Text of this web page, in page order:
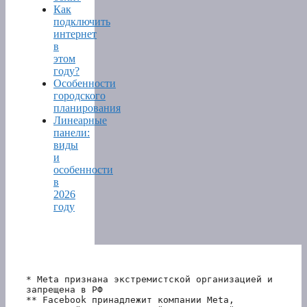
Как
подключить
интернет
в
этом
году?
Особенности
городского
планирования
Линеарные
панели:
виды
и
особенности
в
2026
году
* Meta признана экстремистской организацией и
запрещена в РФ
** Facebook принадлежит компании Meta,